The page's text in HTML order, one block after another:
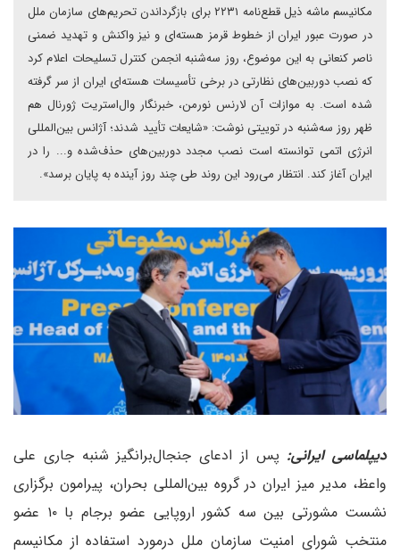
مکانیسم ماشه ذیل قطع‌نامه ۲۲۳۱ برای بازگرداندن تحریم‌های سازمان ملل
در صورت عبور ایران از خطوط قرمز هسته‌ای و نیز واکنش و تهدید ضمنی
ناصر کنعانی به این موضوع، روز سه‌شنبه انجمن کنترل تسلیحات اعلام کرد
که نصب دوربین‌های نظارتی در برخی تأسیسات هسته‌ای ایران از سر گرفته
شده است. به موازات آن لارنس نورمن، خبرنگار وال‌استریت ژورنال هم
ظهر روز سه‌شنبه در توییتی نوشت: «شایعات تأیید شدند؛ آژانس بین‌المللی
انرژی اتمی توانسته است نصب مجدد دوربین‌های حذف‌شده و... را در
ایران آغاز کند. انتظار می‌رود این روند طی چند روز آینده به پایان برسد».
دیپلماسی ایرانی: پس از ادعای جنجال‌برانگیز شنبه جاری علی
واعظ، مدیر میز ایران در گروه بین‌المللی بحران، پیرامون برگزاری
نشست مشورتی بین سه کشور اروپایی عضو برجام با ۱۰ عضو
منتخب شورای امنیت سازمان ملل درمورد استفاده از مکانیسم